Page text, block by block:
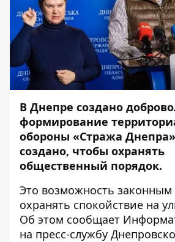
В Днепре создано
формирование
обороны «Стража
создано, чтобы охранять
общественный порядок.
Это возможность законным
охранять спокойствие на
Об этом сообщает
на пресс-службу